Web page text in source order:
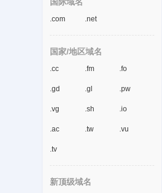
.com .net
国家/地区域名
.cc .fm .fo
.gd .gl .pw
.vg .sh .io
.ac .tw .vu
.tv
新顶级域名